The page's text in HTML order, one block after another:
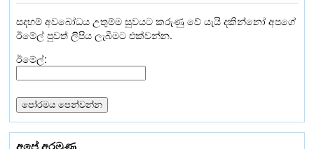
සදහම් අවබෝධය උතුම්ම සුවයට කරුණු වේ යැයි දකින්නෝ අපගේ
ඊමේල් පුවත් ලිපිය ලැබීමට එක්වන්න.
ඊමේල්:
අපේ අරමුණු